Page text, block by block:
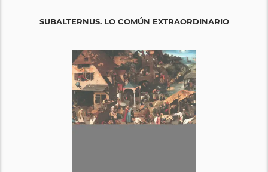
SUBALTERNUS. LO COMÚN EXTRAORDINARIO